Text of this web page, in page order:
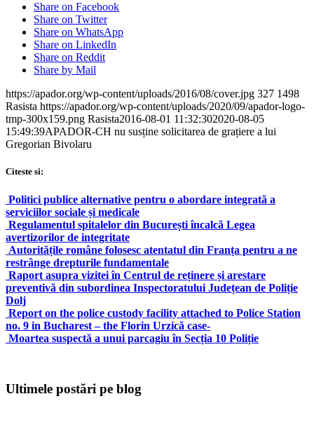
Share on Facebook
Share on Twitter
Share on WhatsApp
Share on LinkedIn
Share on Reddit
Share by Mail
https://apador.org/wp-content/uploads/2016/08/cover.jpg 327 1498
Rasista https://apador.org/wp-content/uploads/2020/09/apador-logo-
tmp-300x159.png Rasista2016-08-01 11:32:302020-08-05
15:49:39APADOR-CH nu susține solicitarea de grațiere a lui
Gregorian Bivolaru
Citeste si:
Politici publice alternative pentru o abordare integrată a
serviciilor sociale și medicale
Regulamentul spitalelor din București încalcă Legea
avertizorilor de integritate
Autoritățile române folosesc atentatul din Franța pentru a ne
restrânge drepturile fundamentale
Raport asupra vizitei în Centrul de reținere și arestare
preventivă din subordinea Inspectoratului Județean de Poliție
Dolj
Report on the police custody facility attached to Police Station
no. 9 in Bucharest – the Florin Urzică case-
Moartea suspectă a unui parcagiu în Secția 10 Poliție
Ultimele postări pe blog